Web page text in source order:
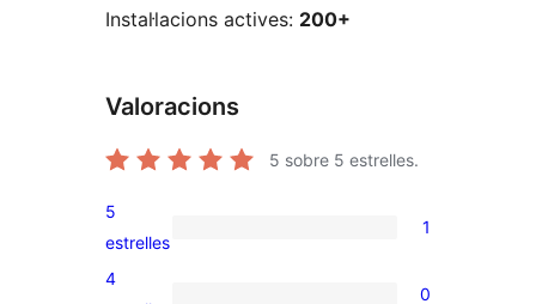
Instal·lacions actives: 200+
Valoracions
5 sobre 5 estrelles.
1
valoració
5
estrelles
1
4
0